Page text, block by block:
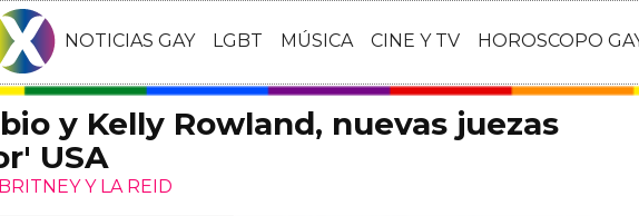
NOTICIAS GAY LGBT MÚSICA CINE Y TV HOROSCOPO
y Kelly Rowland, nuevas juezas
USA
Y LA REID